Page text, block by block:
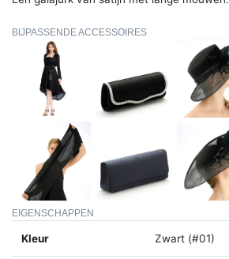
BIJPASSENDE ACCESSOIRES
EIGENSCHAPPEN
Kleur Zwart (#01)